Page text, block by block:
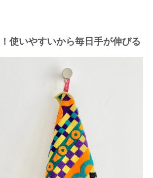
使いやすいから毎日手が伸びる